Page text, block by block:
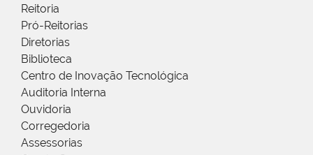
Reitoria
Pró-Reitorias
Diretorias
Biblioteca
Centro de Inovação Tecnológica
Auditoria Interna
Ouvidoria
Corregedoria
Assessorias